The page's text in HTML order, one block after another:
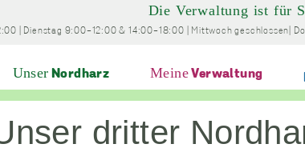
Die Verwaltung ist für
Dienstag 9:00-12:00& 14:00-18:00 Mittwoch geschlossen
Unser Nordharz MeineVerwaltung
dritter Nordharzbote ist da!